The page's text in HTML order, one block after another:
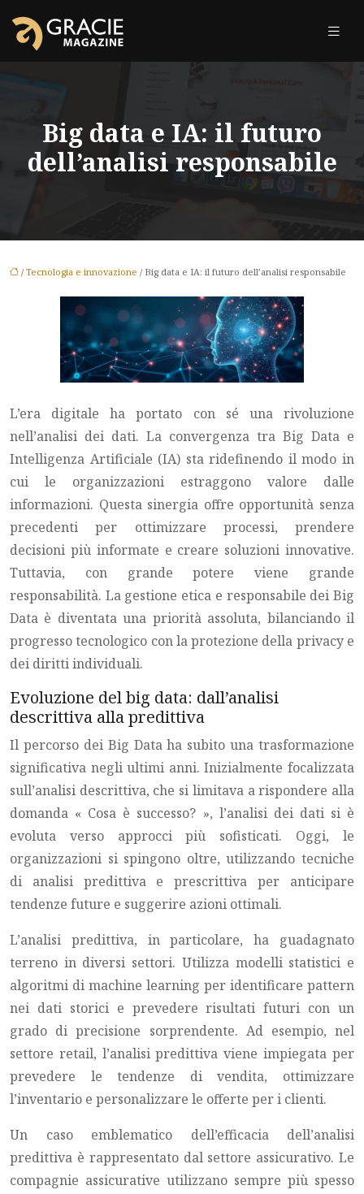
Big data e IA: il futuro
dell’analisi responsabile
/ Tecnologia e innovazione / Big data e IA: il futuro dell’analisi responsabile
L’era digitale ha portato con sé una rivoluzione
nell’analisi dei dati. La convergenza tra Big Data e
Intelligenza Artificiale (IA) sta ridefinendo il modo in
cui le organizzazioni estraggono valore dalle
informazioni. Questa sinergia offre opportunità senza
precedenti per ottimizzare processi, prendere
decisioni più informate e creare soluzioni innovative.
Tuttavia, con grande potere viene grande
responsabilità. La gestione etica e responsabile dei Big
Data è diventata una priorità assoluta, bilanciando il
progresso tecnologico con la protezione della privacy e
dei diritti individuali.
Evoluzione del big data: dall’analisi
descrittiva alla predittiva
Il percorso dei Big Data ha subito una trasformazione
significativa negli ultimi anni. Inizialmente focalizzata
sull’analisi descrittiva, che si limitava a rispondere alla
domanda « Cosa è successo? », l’analisi dei dati si è
evoluta verso approcci più sofisticati. Oggi, le
organizzazioni si spingono oltre, utilizzando tecniche
di analisi predittiva e prescrittiva per anticipare
tendenze future e suggerire azioni ottimali.
L’analisi predittiva, in particolare, ha guadagnato
terreno in diversi settori. Utilizza modelli statistici e
algoritmi di machine learning per identificare pattern
nei dati storici e prevedere risultati futuri con un
grado di precisione sorprendente. Ad esempio, nel
settore retail, l’analisi predittiva viene impiegata per
prevedere le tendenze di vendita, ottimizzare
l’inventario e personalizzare le offerte per i clienti.
Un caso emblematico dell’efficacia dell’analisi
predittiva è rappresentato dal settore assicurativo. Le
compagnie assicurative utilizzano sempre più spesso